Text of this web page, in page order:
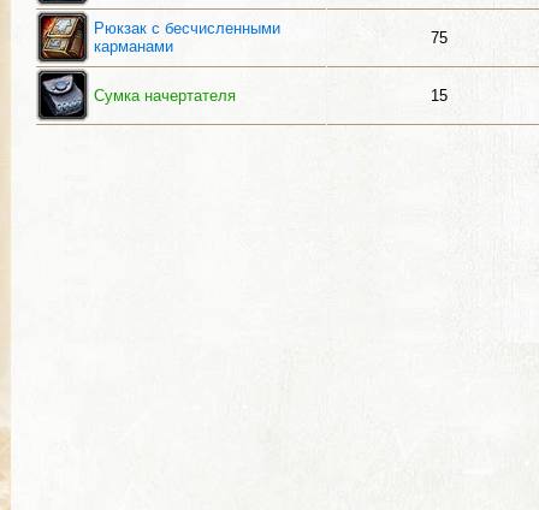
Рюкзак с бесчисленными
карманами
75
Сумка начертателя 15